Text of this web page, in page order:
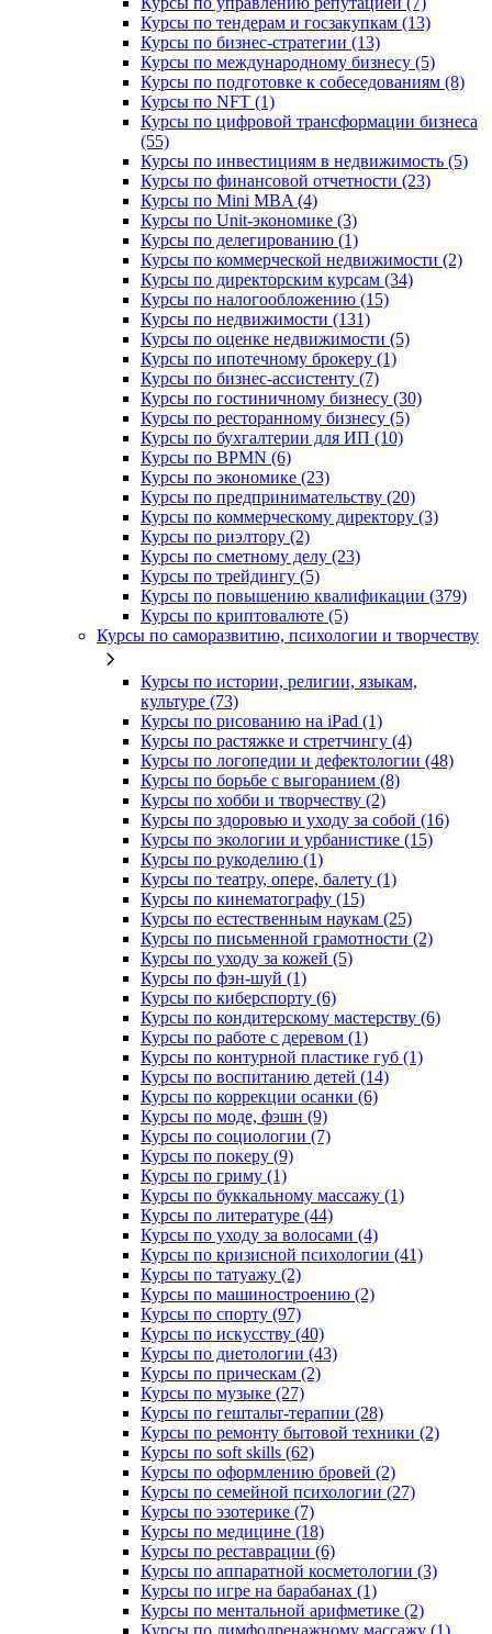
Курсы по тендерам и госзакупкам (13)
Курсы по бизнес-стратегии (13)
Курсы по международному бизнесу (5)
Курсы по подготовке к собеседованиям (8)
Курсы по NFT (1)
Курсы по цифровой трансформации бизнеса
(55)
Курсы по инвестициям в недвижимость (5)
Курсы по финансовой отчетности (23)
Курсы по Mini MBA (4)
Курсы по Unit-экономике (3)
Курсы по делегированию (1)
Курсы по коммерческой недвижимости (2)
Курсы по директорским курсам (34)
Курсы по налогообложению (15)
Курсы по недвижимости (131)
Курсы по оценке недвижимости (5)
Курсы по ипотечному брокеру (1)
Курсы по бизнес-ассистенту (7)
Курсы по гостиничному бизнесу (30)
Курсы по ресторанному бизнесу (5)
Курсы по бухгалтерии для ИП (10)
Курсы по BPMN (6)
Курсы по экономике (23)
Курсы по предпринимательству (20)
Курсы по коммерческому директору (3)
Курсы по риэлтору (2)
Курсы по сметному делу (23)
Курсы по трейдингу (5)
Курсы по повышению квалификации (379)
Курсы по криптовалюте (5)
Курсы по саморазвитию, психологии и творчеству
Курсы по истории, религии, языкам,
культуре (73)
Курсы по рисованию на iPad (1)
Курсы по растяжке и стретчингу (4)
Курсы по логопедии и дефектологии (48)
Курсы по борьбе с выгоранием (8)
Курсы по хобби и творчеству (2)
Курсы по здоровью и уходу за собой (16)
Курсы по экологии и урбанистике (15)
Курсы по рукоделию (1)
Курсы по театру, опере, балету (1)
Курсы по кинематографу (15)
Курсы по естественным наукам (25)
Курсы по письменной грамотности (2)
Курсы по уходу за кожей (5)
Курсы по фэн-шуй (1)
Курсы по киберспорту (6)
Курсы по кондитерскому мастерству (6)
Курсы по работе с деревом (1)
Курсы по контурной пластике губ (1)
Курсы по воспитанию детей (14)
Курсы по коррекции осанки (6)
Курсы по моде, фэшн (9)
Курсы по социологии (7)
Курсы по покеру (9)
Курсы по гриму (1)
Курсы по буккальному массажу (1)
Курсы по литературе (44)
Курсы по уходу за волосами (4)
Курсы по кризисной психологии (41)
Курсы по татуажу (2)
Курсы по машиностроению (2)
Курсы по спорту (97)
Курсы по искусству (40)
Курсы по диетологии (43)
Курсы по прическам (2)
Курсы по музыке (27)
Курсы по гештальт-терапии (28)
Курсы по ремонту бытовой техники (2)
Курсы по soft skills (62)
Курсы по оформлению бровей (2)
Курсы по семейной психологии (27)
Курсы по эзотерике (7)
Курсы по медицине (18)
Курсы по реставрации (6)
Курсы по аппаратной косметологии (3)
Курсы по игре на барабанах (1)
Курсы по ментальной арифметике (2)